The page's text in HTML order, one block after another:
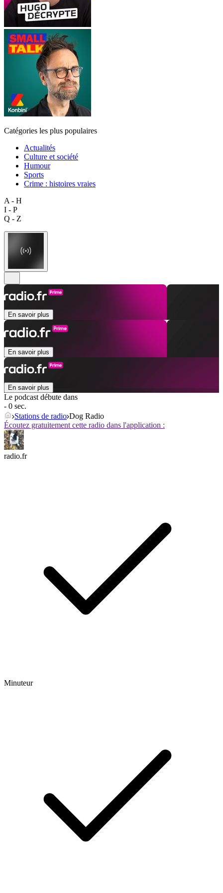
Catégories les plus populaires
Actualités
Culture et société
Humour
Sports
Crime : histoires vraies
A - H
I - P
Q - Z
En savoir plus
En savoir plus
En savoir plus
Le podcast débute dans
- 0 sec.
Stations de radio Dog Radio
Écoutez gratuitement cette radio dans l'application :
radio.fr
Minuteur